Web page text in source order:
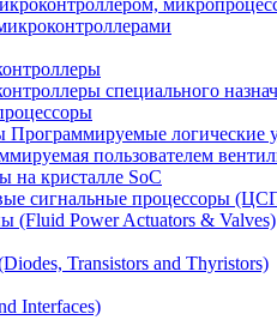
специального
логические
пользователем
на кристалле SoC
сигнальные процессоры
(Fluid Power Actuators & Valves)
Transistors and Thyristors)
Interfaces)